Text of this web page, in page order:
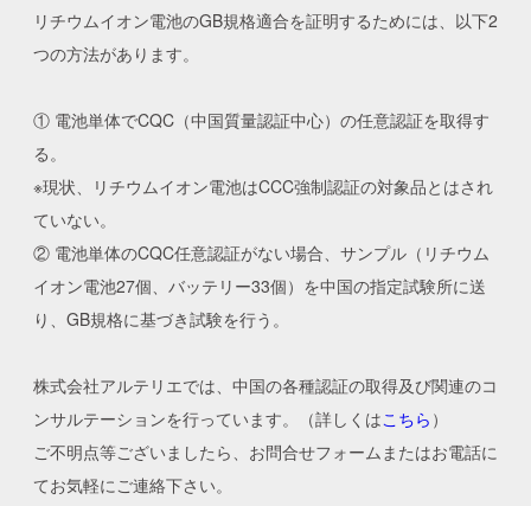
リチウムイオン電池のGB規格適合を証明するためには、以下2
つの方法があります。
① 電池単体でCQC（中国質量認証中心）の任意認証を取得す
る。
※現状、リチウムイオン電池はCCC強制認証の対象品とはされ
ていない。
② 電池単体のCQC任意認証がない場合、サンプル（リチウム
イオン電池27個、バッテリー33個）を中国の指定試験所に送
り、GB規格に基づき試験を行う。
株式会社アルテリエでは、中国の各種認証の取得及び関連のコ
ンサルテーションを行っています。（詳しくはこちら ）
ご不明点等ございましたら、お問合せフォームまたはお電話に
てお気軽にご連絡下さい。